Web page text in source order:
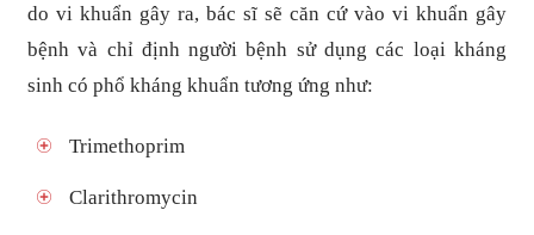
do vi khuẩn gây ra, bác sĩ sẽ căn cứ vào vi khuẩn gây
bệnh và chỉ định người bệnh sử dụng các loại kháng
sinh có phổ kháng khuẩn tương ứng như:
Trimethoprim
Clarithromycin